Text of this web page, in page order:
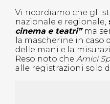
Vi ricordiamo che gli
nazionale e regionale,
cinema e teatri” ma
la mascherine in
delle mani e la
Reso noto che Amici
alle registrazioni solo